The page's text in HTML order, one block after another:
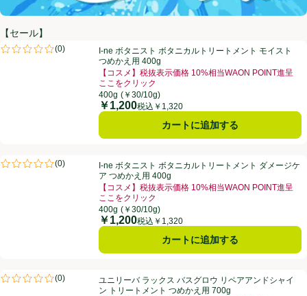
【セール】
I-ne ボタニスト ボタニカルトリートメント モイスト つめかえ用 400g
(0)
評価は0件のレビューで5点中0.0点。I-ne ボタニスト ボタニカルトリートメント モイスト
つめかえ用 400g
【コスメ】税抜表示価格 10%相当WAON POINT進呈
ここをクリック
お買い得品名：【コスメ】税抜表示価格 10%相当
400g (￥30/10g)
価格
￥1,200税込￥1,320
カートに追加する
I-ne ボタニスト ボタニカルトリートメント ダメージケア つめかえ用
(0)
評価は0件のレビューで5点中0.0点。I-ne ボタニスト ボタニカルトリートメント ダメージケ
ア つめかえ用 400g
【コスメ】税抜表示価格 10%相当WAON POINT進呈
ここをクリック
お買い得品名：【コスメ】税抜表示価格 10%相当
400g (￥30/10g)
価格
￥1,200税込￥1,320
カートに追加する
ユニリーバ ラックス バスグロウ リペアアンドシャイン トリートメン
(0)
評価は0件のレビューで5点中0.0点。ユニリーバ ラックス バスグロウ リペアアンドシャイ
ン トリートメント つめかえ用 700g